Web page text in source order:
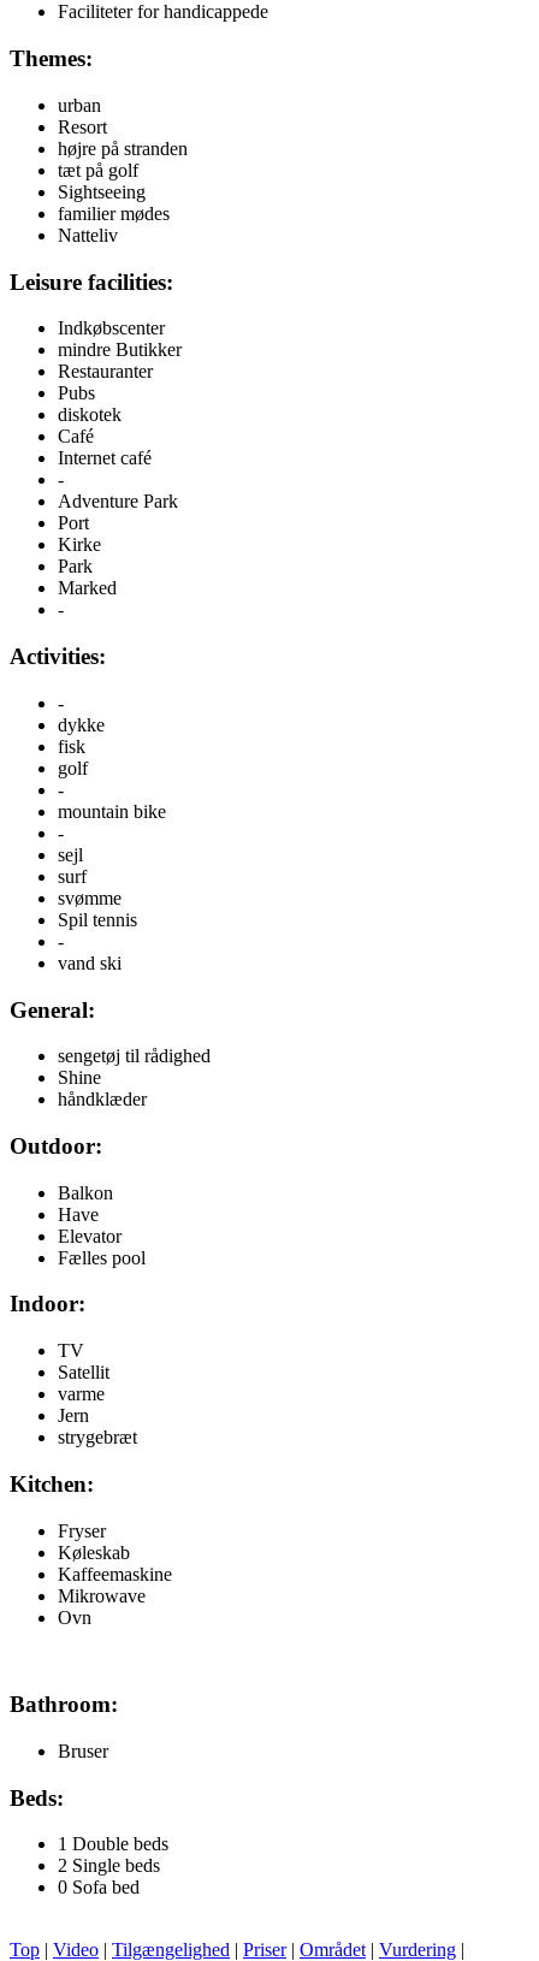
Faciliteter for handicappede
Themes:
urban
Resort
højre på stranden
tæt på golf
Sightseeing
familier mødes
Natteliv
Leisure facilities:
Indkøbscenter
mindre Butikker
Restauranter
Pubs
diskotek
Café
Internet café
-
Adventure Park
Port
Kirke
Park
Marked
-
Activities:
-
dykke
fisk
golf
-
mountain bike
-
sejl
surf
svømme
Spil tennis
-
vand ski
General:
sengetøj til rådighed
Shine
håndklæder
Outdoor:
Balkon
Have
Elevator
Fælles pool
Indoor:
TV
Satellit
varme
Jern
strygebræt
Kitchen:
Fryser
Køleskab
Kaffeemaskine
Mikrowave
Ovn
Bathroom:
Bruser
Beds:
1 Double beds
2 Single beds
0 Sofa bed
Top | Video | Tilgængelighed | Priser| Området| Vurdering |